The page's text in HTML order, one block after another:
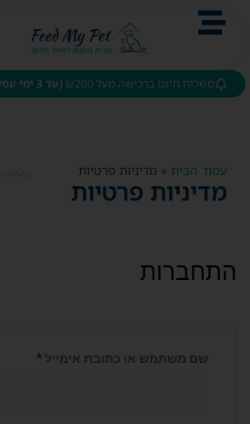
משלוח חינם ברכישה מעל ₪200 (עד 3 ימי עסקים)
עמוד הבית » מדיניות פרטיות
מדיניות פרטיות
התחברות
שם משתמש או כתובת אימייל *